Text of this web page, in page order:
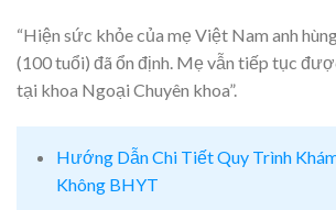
“Hiện sức khỏe của mẹ Việt Nam anh
(100 tuổi) đã ổn định. Mẹ vẫn tiếp tục
tại khoa Ngoại Chuyên khoa”.
Hướng Dẫn Chi Tiết Quy Trình
Không BHYT